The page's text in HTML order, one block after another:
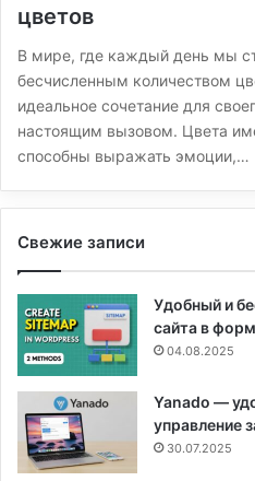
цветов
В мире, где каждый день мы
бесчисленным количеством
идеальное сочетание для
настоящим вызовом. Цвета
способны выражать эмоции,…
Свежие записи
Удобный и
сайта в
04.08.2025
Yanado —
управление
30.07.2025